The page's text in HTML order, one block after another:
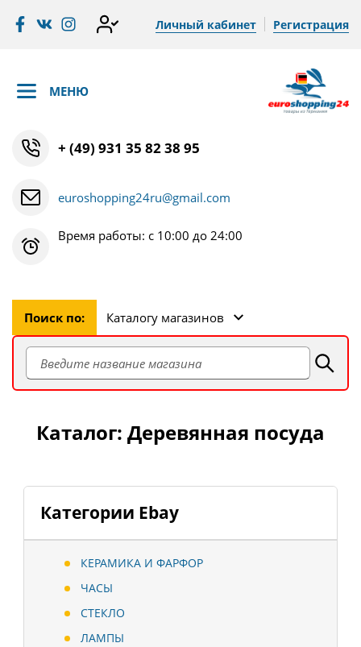
Личный кабинет Регистрация
МЕНЮ
+ (49) 931 35 82 38 95
euroshopping24ru@gmail.com
Время работы: с 10:00 до 24:00
Поиск по: Каталогу магазинов
Категории Ebay
КЕРАМИКА И ФАРФОР
ЧАСЫ
СТЕКЛО
ЛАМПЫ
Каталог: Деревянная посуда